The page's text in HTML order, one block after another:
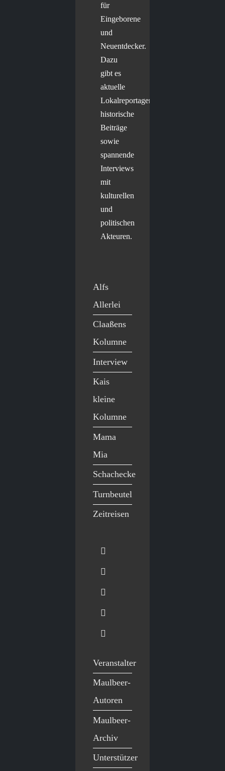
für
Eingeborene
und
Neuentdecker.
Dazu
gibt es
aktuelle
Lokalreportagen,
historische
Beiträge
sowie
spannende
Interviews
mit
kulturellen
und
politischen
Akteuren.
Alfs
Allerlei
Claaßens
Kolumne
Interview
Kais
kleine
Kolumne
Mama
Mia
Schachecke
Turnbeutel
Zeitreisen
Veranstalter
Maulbeer-
Autoren
Maulbeer-
Archiv
Unterstützer